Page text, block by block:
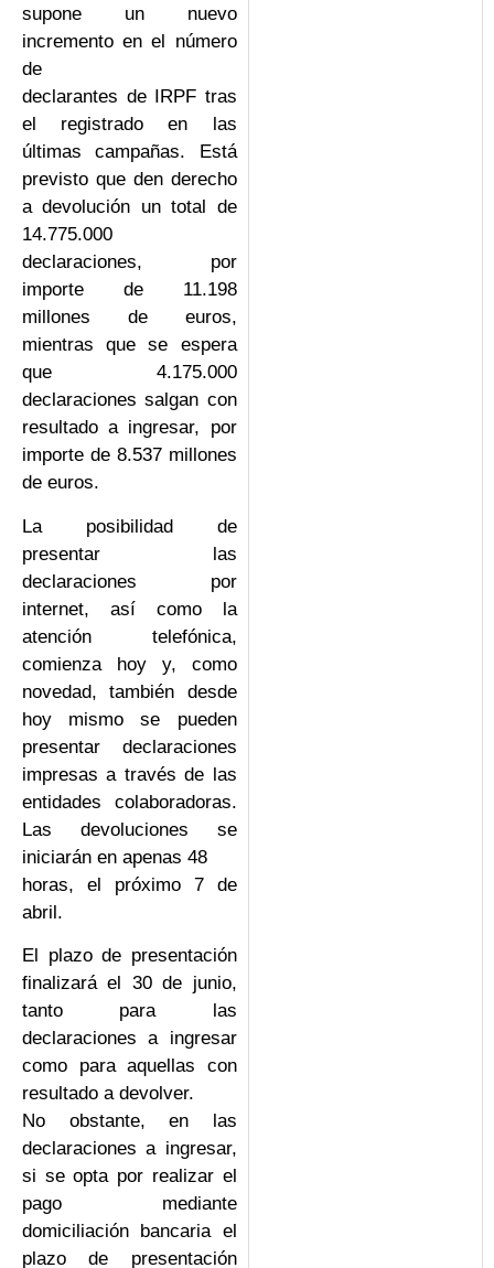
supone un nuevo
incremento en el número
de
declarantes de IRPF tras
el registrado en las
últimas campañas. Está
previsto que den derecho
a devolución un total de
14.775.000
declaraciones, por
importe de 11.198
millones de euros,
mientras que se espera
que 4.175.000
declaraciones salgan con
resultado a ingresar, por
importe de 8.537 millones
de euros.
La posibilidad de
presentar las
declaraciones por
internet, así como la
atención telefónica,
comienza hoy y, como
novedad, también desde
hoy mismo se pueden
presentar declaraciones
impresas a través de las
entidades colaboradoras.
Las devoluciones se
iniciarán en apenas 48
horas, el próximo 7 de
abril.
El plazo de presentación
finalizará el 30 de junio,
tanto para las
declaraciones a ingresar
como para aquellas con
resultado a devolver.
No obstante, en las
declaraciones a ingresar,
si se opta por realizar el
pago mediante
domiciliación bancaria el
plazo de presentación